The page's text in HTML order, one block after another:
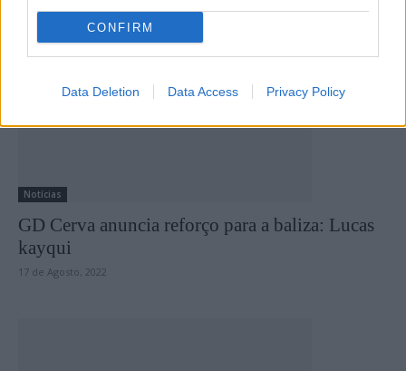
CONFIRM
Data Deletion Data Access Privacy Policy
17 de Agosto, 2022
Notícias
GD Cerva anuncia reforço para a baliza: Lucas
kayqui
17 de Agosto, 2022